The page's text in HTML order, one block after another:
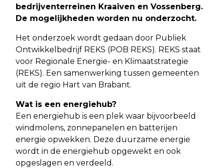
bedrijventerreinen Kraaiven en Vossenberg.
De mogelijkheden worden nu onderzocht.
Het onderzoek wordt gedaan door Publiek
Ontwikkelbedrijf REKS (POB REKS). REKS staat
voor Regionale Energie- en Klimaatstrategie
(REKS). Een samenwerking tussen gemeenten
uit de regio Hart van Brabant.
Wat is een energiehub?
Een energiehub is een plek waar bijvoorbeeld
windmolens, zonnepanelen en batterijen
energie opwekken. Deze duurzame energie
wordt in de energiehub opgewekt en ook
opgeslagen en verdeeld.